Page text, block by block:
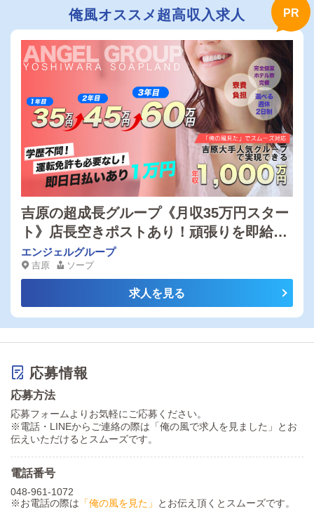
俺風オススメ超高収入求人
吉原の超成長グループ《月収35万円スター
ト》店長空きポストあり！頑張りを即給与
に反映！完全個室の寮完備・随時査定あ
り・日払いOK・選べる週休2日制など福利
厚生充実！明るく仕事に向き合える方大歓
迎◎
エンジェルグループ
吉原 ソープ
求人を見る
応募情報
応募方法
応募フォームよりお気軽にご応募ください。
※電話・LINEからご連絡の際は「俺の風で求人を見ました」とお
伝えいただけるとスムーズです。
電話番号
048-961-1072
※お電話の際は 「俺の風を見た」 とお伝え頂くとスムーズです。